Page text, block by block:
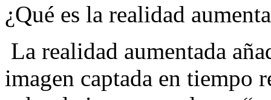
¿Qué es la realidad
La realidad aumentada
imagen captada en tiempo